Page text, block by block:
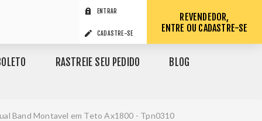
ENTRAR
CADASTRE-SE
REVENDEDOR,
ENTRE OU CADASTRE-SE
RASTREIE SEU PEDIDO BLOG
Band Montavel em Teto Ax1800 - Tpn0310